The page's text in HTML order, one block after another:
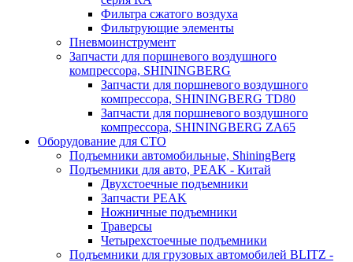
Фильтра сжатого воздуха
Фильтрующие элементы
Пневмоинструмент
Запчасти для поршневого воздушного
компрессора, SHININGBERG
Запчасти для поршневого воздушного
компрессора, SHININGBERG TD80
Запчасти для поршневого воздушного
компрессора, SHININGBERG ZA65
Оборудование для СТО
Подъемники автомобильные, ShiningBerg
Подъемники для авто, PEAK - Китай
Двухстоечные подъемники
Запчасти PEAK
Ножничные подъемники
Траверсы
Четырехстоечные подъемники
Подъемники для грузовых автомобилей BLITZ -